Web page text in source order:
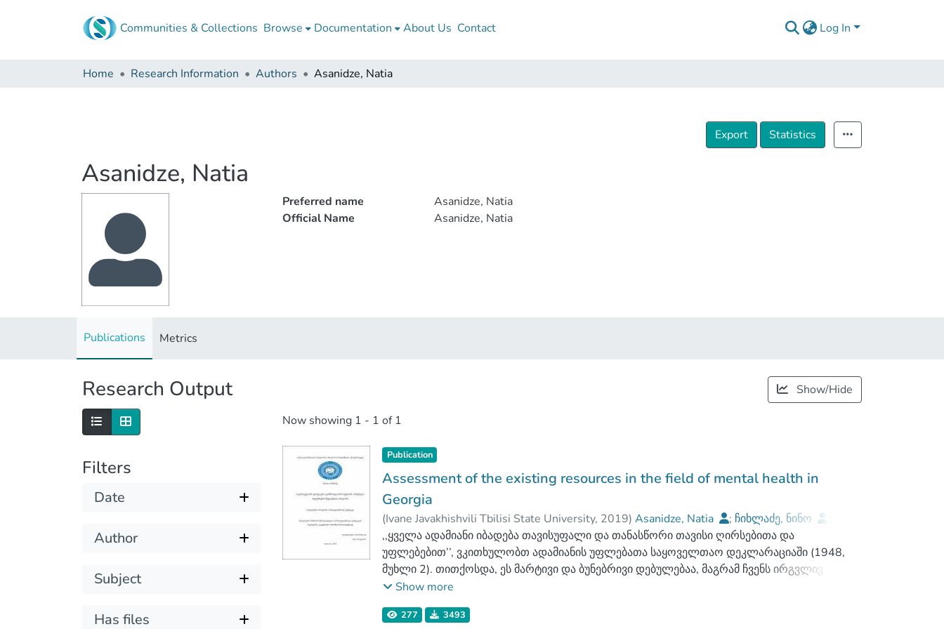
Communities & Collections Browse Documentation About Us Contact Log In
Home Research Information Authors Asanidze, Natia
Export Statistics
Asanidze, Natia
Preferred name
Asanidze, Natia
Official Name
Asanidze, Natia
Publications Metrics
Research Output Show/Hide
Filters
Date
Author
Subject
Has files
Now showing 1 - 1 of 1
Publication
Assessment of the existing resources in the field of mental health in
Georgia
(Ivane Javakhishvili Tbilisi State University, 2019)Asanidze, Natia ; ჩიხლაძე, ნინო
Faculty of Medicine
;Ivane Javakhishvili Tbilisi State University
,,ყველა ადამიანი იბადება თავისუფალი და თანასწორი თავისი ღირსებითა და
უფლებებით’’, ვკითხულობთ ადამიანის უფლებათა საყოველთაო დეკლარაციაში (1948,
მუხლი 2). თითქოსდა, ეს მარტივი და ბუნებრივი დებულებაა, მაგრამ ჩვენს ირგვლივ
არსებობენ ადამიანები, რომლებიც ყოველდღიურად დგებიან სხვადასხვა სიძნელეების
ჯანმრთელობის პრობლემის მქონე პირებიც. მათი უფლებების, საჭიროებების
Show more
277 3493